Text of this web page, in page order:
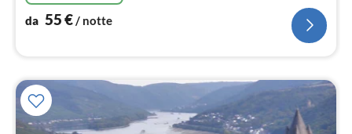
da 55€/ notte